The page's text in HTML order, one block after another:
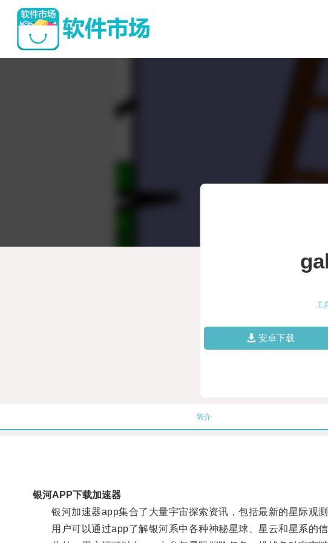
工
安卓下载
简介
银河APP下载加速器
银河加速器app集合了大量宇宙探索资讯，包括最新的星际观测
用户可以通过app了解银河系中各种神秘星球、星云和星系的信